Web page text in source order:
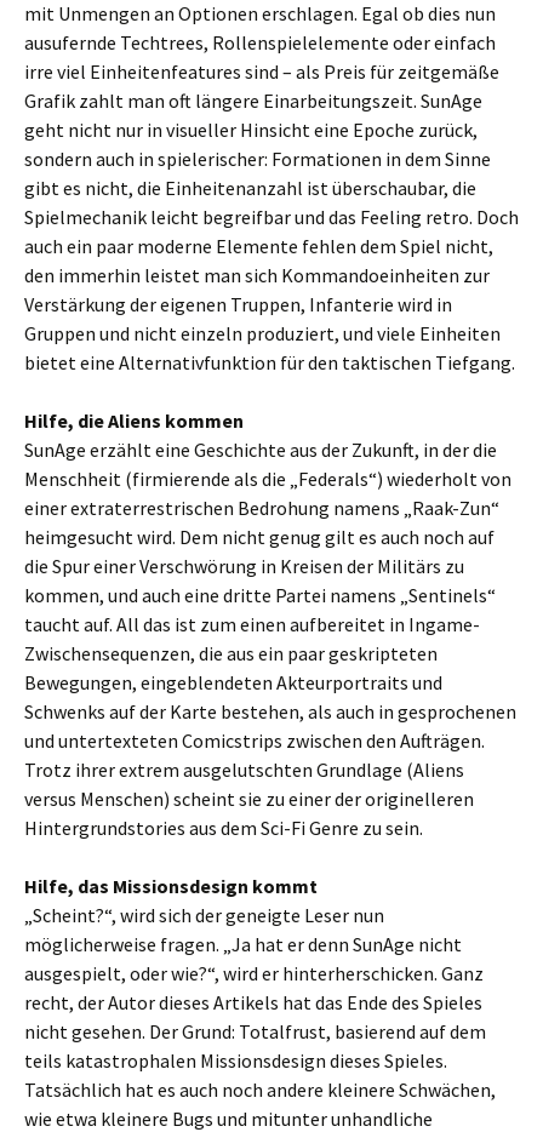
mit Unmengen an Optionen erschlagen. Egal ob dies nun
ausufernde Techtrees, Rollenspielelemente oder einfach
irre viel Einheitenfeatures sind – als Preis für zeitgemäße
Grafik zahlt man oft längere Einarbeitungszeit. SunAge
geht nicht nur in visueller Hinsicht eine Epoche zurück,
sondern auch in spielerischer: Formationen in dem Sinne
gibt es nicht, die Einheitenanzahl ist überschaubar, die
Spielmechanik leicht begreifbar und das Feeling retro. Doch
auch ein paar moderne Elemente fehlen dem Spiel nicht,
den immerhin leistet man sich Kommandoeinheiten zur
Verstärkung der eigenen Truppen, Infanterie wird in
Gruppen und nicht einzeln produziert, und viele Einheiten
bietet eine Alternativfunktion für den taktischen Tiefgang.
Hilfe, die Aliens kommen
SunAge erzählt eine Geschichte aus der Zukunft, in der die
Menschheit (firmierende als die „Federals“) wiederholt von
einer extraterrestrischen Bedrohung namens „Raak-Zun“
heimgesucht wird. Dem nicht genug gilt es auch noch auf
die Spur einer Verschwörung in Kreisen der Militärs zu
kommen, und auch eine dritte Partei namens „Sentinels“
taucht auf. All das ist zum einen aufbereitet in Ingame-
Zwischensequenzen, die aus ein paar geskripteten
Bewegungen, eingeblendeten Akteurportraits und
Schwenks auf der Karte bestehen, als auch in gesprochenen
und untertexteten Comicstrips zwischen den Aufträgen.
Trotz ihrer extrem ausgelutschten Grundlage (Aliens
versus Menschen) scheint sie zu einer der originelleren
Hintergrundstories aus dem Sci-Fi Genre zu sein.
Hilfe, das Missionsdesign kommt
„Scheint?“, wird sich der geneigte Leser nun
möglicherweise fragen. „Ja hat er denn SunAge nicht
ausgespielt, oder wie?“, wird er hinterherschicken. Ganz
recht, der Autor dieses Artikels hat das Ende des Spieles
nicht gesehen. Der Grund: Totalfrust, basierend auf dem
teils katastrophalen Missionsdesign dieses Spieles.
Tatsächlich hat es auch noch andere kleinere Schwächen,
wie etwa kleinere Bugs und mitunter unhandliche